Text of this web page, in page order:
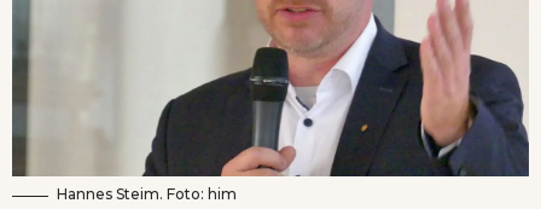
Hannes Steim. Foto: him